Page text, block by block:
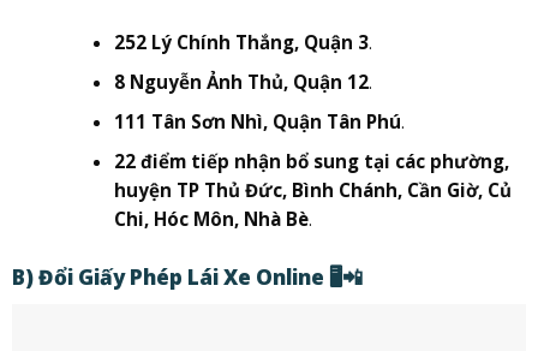
252 Lý Chính Thắng, Quận 3.
8 Nguyễn Ảnh Thủ, Quận 12.
111 Tân Sơn Nhì, Quận Tân Phú.
22 điểm tiếp nhận bổ sung tại các phường,
huyện TP Thủ Đức, Bình Chánh, Cần Giờ, Củ
Chi, Hóc Môn, Nhà Bè.
B) Đổi Giấy Phép Lái Xe Online 🖥️📲